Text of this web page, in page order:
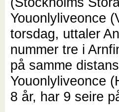
Youonlyliveonce
torsdag, uttaler
nummer tre i
på samme
Youonlyliveonce
8 år, har 9 seire